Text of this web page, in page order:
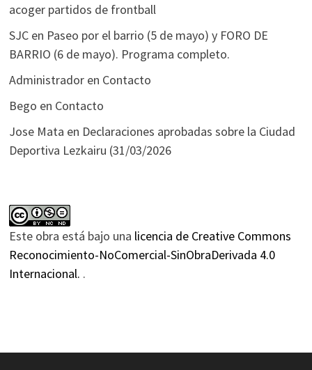
acoger partidos de frontball
SJCen Paseo por el barrio (5 de mayo) y FORO DE
BARRIO (6 de mayo). Programa completo.
Administradoren Contacto
Bego en Contacto
Jose Mata en Declaraciones aprobadas sobre la Ciudad
Deportiva Lezkairu (31/03/2026
Este obra está bajo una licencia de Creative Commons
Reconocimiento-NoComercial-SinObraDerivada 4.0
Internacional. .